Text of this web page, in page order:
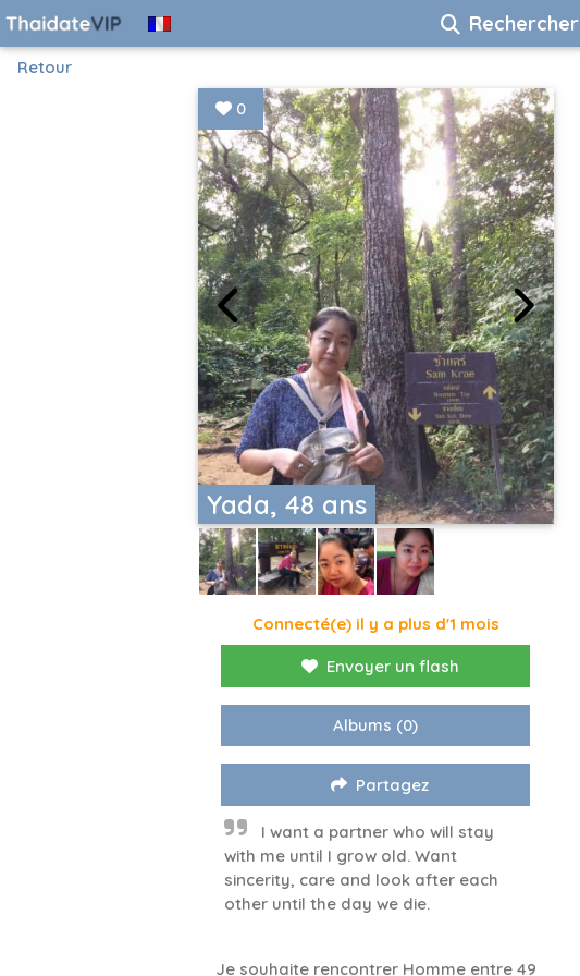
Rechercher
Retour
Yada, 48 ans
0
Connecté(e) il y a plus d'1 mois
Envoyer un flash
Albums (0)
Partagez
I want a partner who will stay
with me until I grow old. Want
sincerity, care and look after each
other until the day we die.
Je souhaite rencontrer Homme entre 49